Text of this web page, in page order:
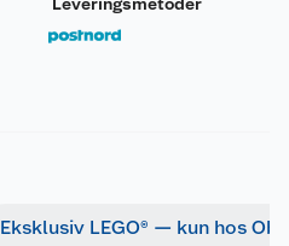
Eksklusiv LEGO® — kun hos